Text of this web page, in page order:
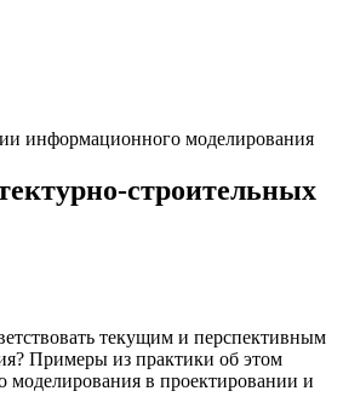
информационного моделирования
строительных
текущим и перспективным
Примеры из практики об этом
в проектировании и